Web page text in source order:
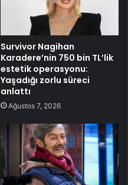
Survivor Nagihan
Karadere’nin 750 bin TL’lik
estetik operasyonu:
Yaşadığı zorlu süreci
anlattı
Ağustos 7, 2026